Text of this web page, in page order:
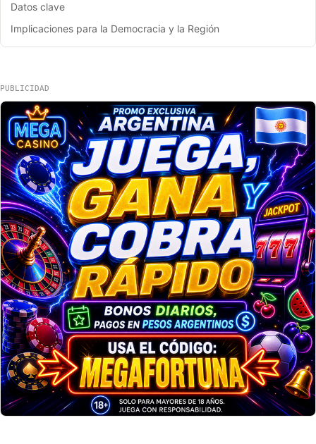
Datos clave
Implicaciones para la Democracia y la Región
PUBLICIDAD